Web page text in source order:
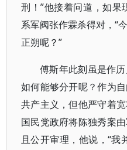
刑！”他接着问道，如果
系军阀张作霖杀得对，“
正朔呢？”
傅斯年此刻虽是作
如何能够分开呢？作为
共产主义，但他严守着
国民党政府将陈独秀案
且公开审理，他说，“我